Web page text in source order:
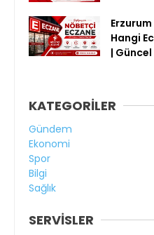
Hangi
|
KATEGORİLER
Gündem
Ekonomi
Spor
Bilgi
Sağlık
SERVİSLER